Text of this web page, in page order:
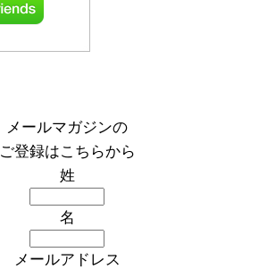
メールマガジンの
ご登録はこちらから
姓
名
メールアドレス